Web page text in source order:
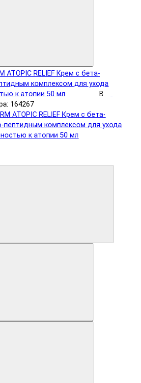
В
164267
ATOPIC RELIEF Крем с бета-
пептидным комплексом для ухода
к атопии 50 мл